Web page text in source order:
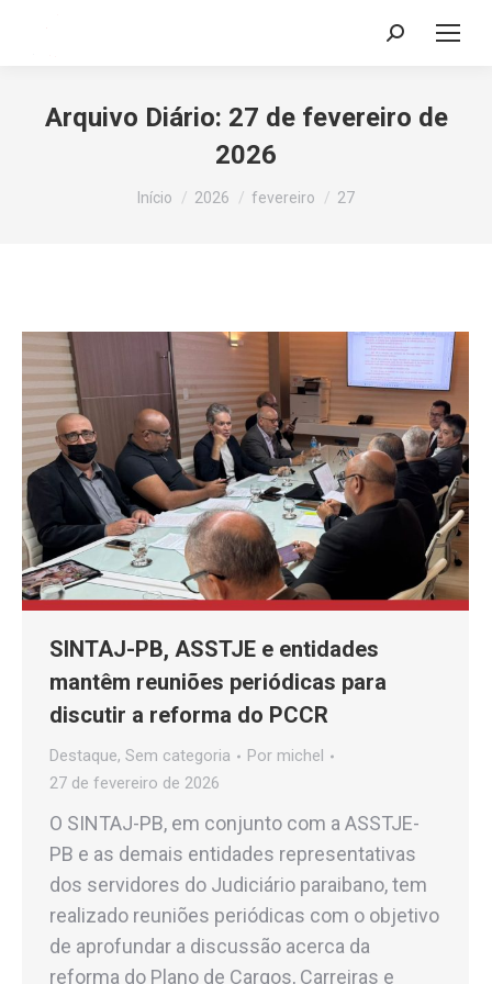
Search:
Arquivo Diário: 27 de fevereiro de
2026
Você está aqui:
Início 2026 fevereiro 27
SINTAJ-PB, ASSTJE e entidades
mantêm reuniões periódicas para
discutir a reforma do PCCR
Destaque, Sem categoria Por michel
27 de fevereiro de 2026
O SINTAJ-PB, em conjunto com a ASSTJE-
PB e as demais entidades representativas
dos servidores do Judiciário paraibano, tem
realizado reuniões periódicas com o objetivo
de aprofundar a discussão acerca da
reforma do Plano de Cargos, Carreiras e